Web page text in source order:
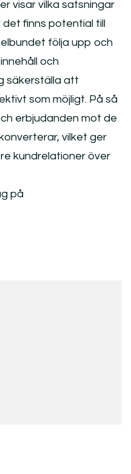
visar vilka satsningar
finns potential till
följa upp och
och
säkerställa att
som möjligt. På så
erbjudanden mot de
vilket ger
kundrelationer över
på